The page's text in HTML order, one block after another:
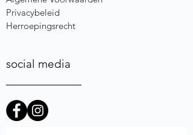
Privacybeleid
Herroepingsrecht
social media